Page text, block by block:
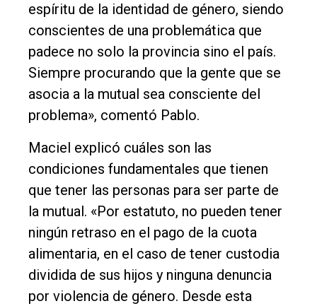
espíritu de la identidad de género, siendo
conscientes de una problemática que
padece no solo la provincia sino el país.
Siempre procurando que la gente que se
asocia a la mutual sea consciente del
problema», comentó Pablo.
Maciel explicó cuáles son las
condiciones fundamentales que tienen
que tener las personas para ser parte de
la mutual. «Por estatuto, no pueden tener
ningún retraso en el pago de la cuota
alimentaria, en el caso de tener custodia
dividida de sus hijos y ninguna denuncia
por violencia de género. Desde esta